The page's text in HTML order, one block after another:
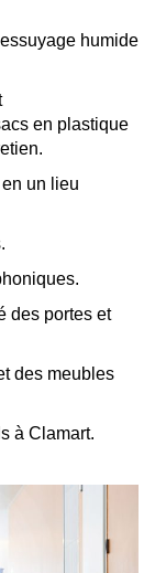
humide
en plastique
un lieu
.
.
des portes et
des meubles
à Clamart.